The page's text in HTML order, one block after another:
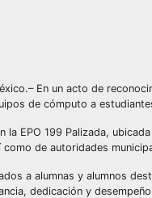
En un acto de
de cómputo a
la EPO 199 Palizada,
como de autoridades
a alumnas y alumnos
dedicación y